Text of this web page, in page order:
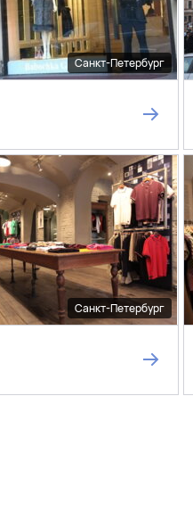
Санкт-Петербург
Санкт-Петербург